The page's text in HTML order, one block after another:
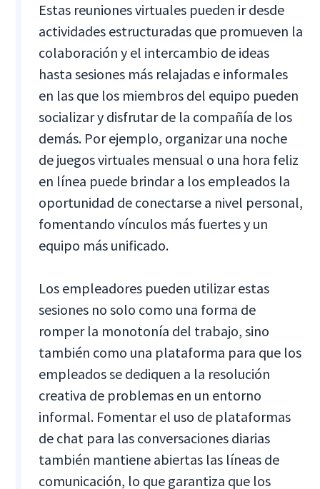
Estas reuniones virtuales pueden ir desde
actividades estructuradas que promueven la
colaboración y el intercambio de ideas
hasta sesiones más relajadas e informales
en las que los miembros del equipo pueden
socializar y disfrutar de la compañía de los
demás. Por ejemplo, organizar una noche
de juegos virtuales mensual o una hora feliz
en línea puede brindar a los empleados la
oportunidad de conectarse a nivel personal,
fomentando vínculos más fuertes y un
equipo más unificado.
Los empleadores pueden utilizar estas
sesiones no solo como una forma de
romper la monotonía del trabajo, sino
también como una plataforma para que los
empleados se dediquen a la resolución
creativa de problemas en un entorno
informal. Fomentar el uso de plataformas
de chat para las conversaciones diarias
también mantiene abiertas las líneas de
comunicación, lo que garantiza que los